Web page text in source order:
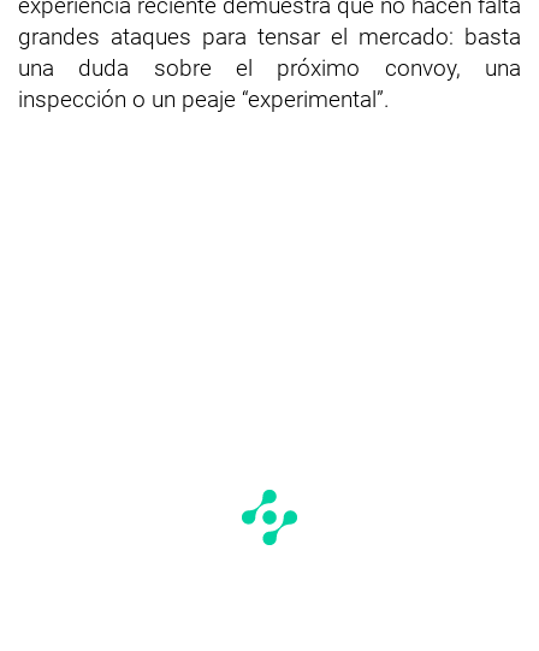
grandes ataques para tensar el mercado: basta
una duda sobre el próximo convoy, una
inspección o un peaje “experimental”.